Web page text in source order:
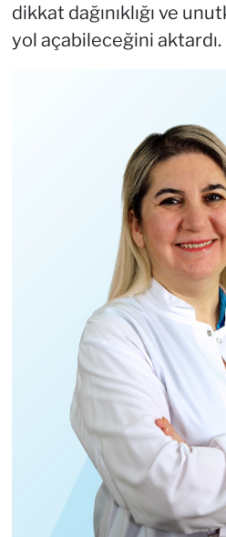
dikkat dağınıklığı ve
yol açabileceğini aktardı.